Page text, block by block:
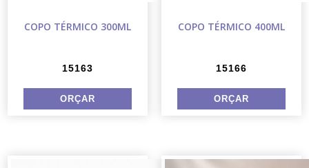
COPO TÉRMICO 300ML
15163
COPO TÉRMICO 400ML
15166